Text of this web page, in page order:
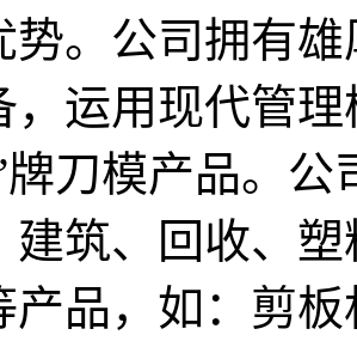
势。公司拥有
，运用现代管
牌刀模产品。
建筑、回收、
产品，如：剪